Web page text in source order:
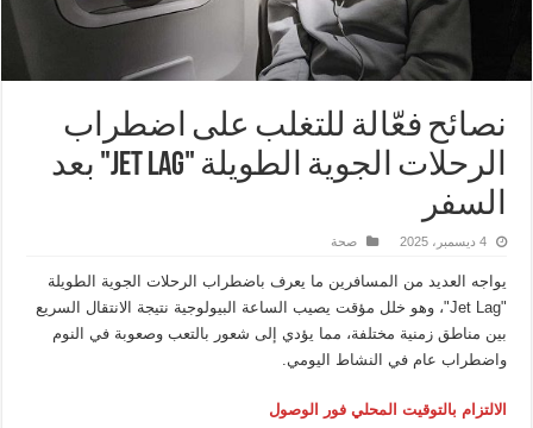
نصائح فعّالة للتغلب على اضطراب
الرحلات الجوية الطويلة "Jet Lag" بعد
السفر
4 ديسمبر، 2025 صحة
يواجه العديد من المسافرين ما يعرف باضطراب الرحلات الجوية الطويلة
"Jet Lag"، وهو خلل مؤقت يصيب الساعة البيولوجية نتيجة الانتقال السريع
بين مناطق زمنية مختلفة، مما يؤدي إلى شعور بالتعب وصعوبة في النوم
واضطراب عام في النشاط اليومي.
الالتزام بالتوقيت المحلي فور الوصول